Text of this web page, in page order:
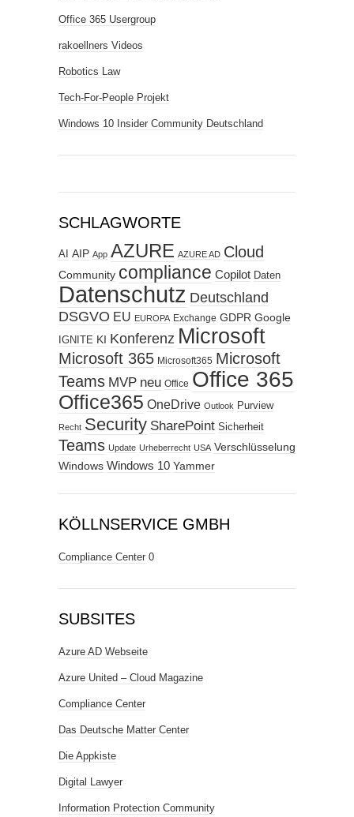
Office 365 Usergroup
rakoellners Videos
Robotics Law
Tech-For-People Projekt
Windows 10 Insider Community Deutschland
SCHLAGWORTE
AI AIP App AZURE AZURE AD Cloud
Community compliance Copilot Daten
Datenschutz Deutschland
DSGVO EU EUROPA Exchange GDPR Google
IGNITE KI Konferenz Microsoft
Microsoft 365 Microsoft365 Microsoft
Teams MVP neu Office Office 365
Office365 OneDrive Outlook Purview
Recht Security SharePoint Sicherheit
Teams Update Urheberrecht USA Verschlüsselung
Windows Windows 10 Yammer
KÖLLNSERVICE GMBH
Compliance Center 0
SUBSITES
Azure AD Webseite
Azure United – Cloud Magazine
Compliance Center
Das Deutsche Matter Center
Die Appkiste
Digital Lawyer
Information Protection Community